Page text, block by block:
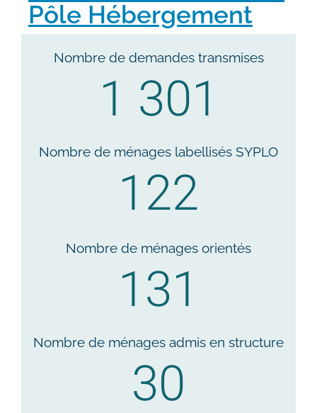
Pôle Hébergement
Nombre de demandes transmises
1 301
Nombre de ménages labellisés SYPLO
122
Nombre de ménages orientés
131
Nombre de ménages admis en structure
30